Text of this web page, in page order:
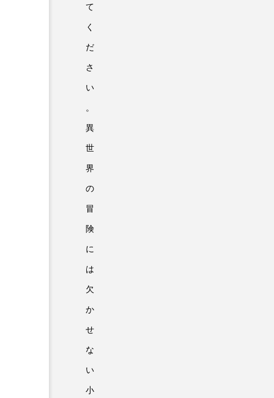
て
く
だ
さ
い
。
異
世
界
の
冒
険
に
は
欠
か
せ
な
い
小